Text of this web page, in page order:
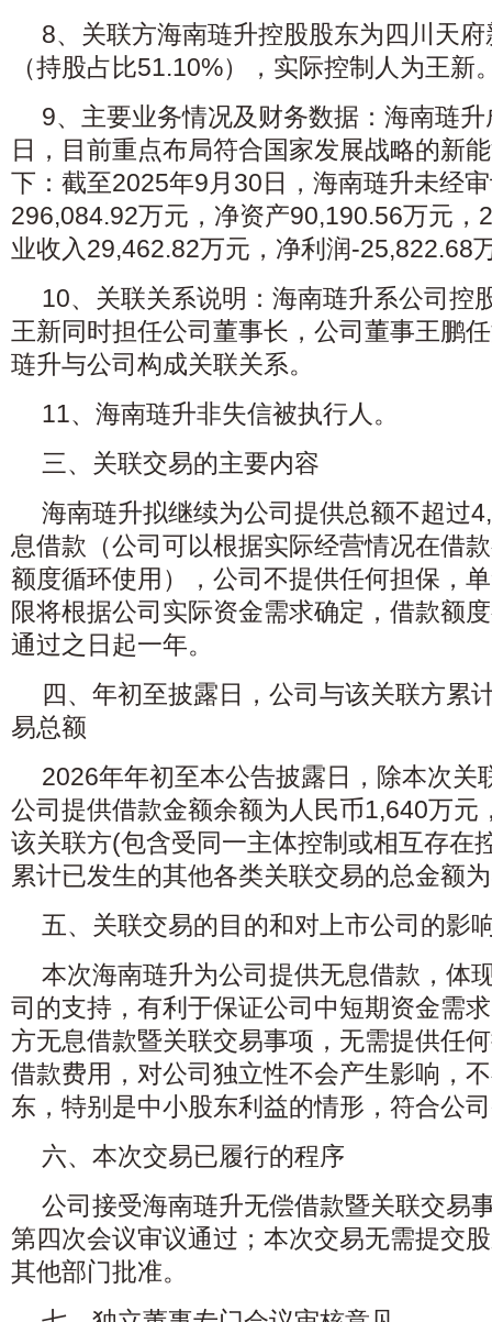
8、关联方海南琏升控股股东为四川天
（持股占比51.10%），实际控制人为王新
9、主要业务情况及财务数据：海南琏
日，目前重点布局符合国家发展战略的新
下：截至2025年9月30日，海南琏升未经
296,084.92万元，净资产90,190.56万元，
业收入29,462.82万元，净利润-25,822.68
10、关联关系说明：海南琏升系公司控
王新同时担任公司董事长，公司董事王鹏
琏升与公司构成关联关系。
11、海南琏升非失信被执行人。
三、关联交易的主要内容
海南琏升拟继续为公司提供总额不超过
息借款（公司可以根据实际经营情况在借
额度循环使用），公司不提供任何担保，
限将根据公司实际资金需求确定，借款额
通过之日起一年。
四、年初至披露日，公司与该关联方累
易总额
2026年年初至本公告披露日，除本次关
公司提供借款金额余额为人民币1,640万元
该关联方(包含受同一主体控制或相互存在
累计已发生的其他各类关联交易的总金额
五、关联交易的目的和对上市公司的影
本次海南琏升为公司提供无息借款，体
司的支持，有利于保证公司中短期资金需
方无息借款暨关联交易事项，无需提供任
借款费用，对公司独立性不会产生影响，
东，特别是中小股东利益的情形，符合公
六、本次交易已履行的程序
公司接受海南琏升无偿借款暨关联交易
第四次会议审议通过；本次交易无需提交
其他部门批准。